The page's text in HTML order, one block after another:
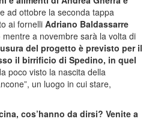
ad ottobre la seconda tappa
ai fornelli Adriano Baldassarre
mentre a novembre sarà la volta di
del progetto è previsto per il
il birrificio di Spedino, in quel
poco visto la nascita della
un luogo in cui stare,
cos’hanno da dirsi? Venite a